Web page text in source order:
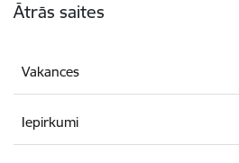
Ātrās saites
Vakances
Iepirkumi